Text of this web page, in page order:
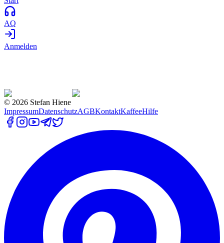
AQ
Anmelden
© 2026 Stefan Hiene
ImpressumDatenschutzAGBKontaktKaffeeHilfe